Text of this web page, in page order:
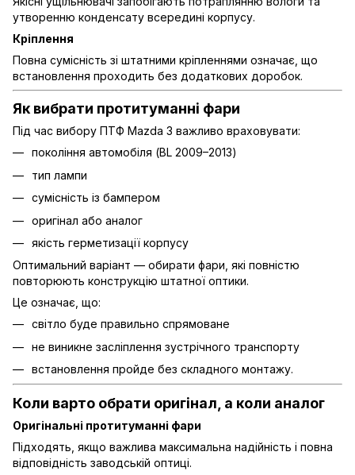
утворенню конденсату всередині корпусу.
Кріплення
Повна сумісність зі штатними кріпленнями означає, що
встановлення проходить без додаткових доробок.
Як вибрати протитуманні фари
Під час вибору ПТФ Mazda 3 важливо враховувати:
покоління автомобіля (BL 2009–2013)
тип лампи
сумісність із бампером
оригінал або аналог
якість герметизації корпусу
Оптимальний варіант — обирати фари, які повністю
повторюють конструкцію штатної оптики.
Це означає, що:
світло буде правильно спрямоване
не виникне засліплення зустрічного транспорту
встановлення пройде без складного монтажу.
Коли варто обрати оригінал, а коли аналог
Оригінальні протитуманні фари
Підходять, якщо важлива максимальна надійність і повна
відповідність заводській оптиці.